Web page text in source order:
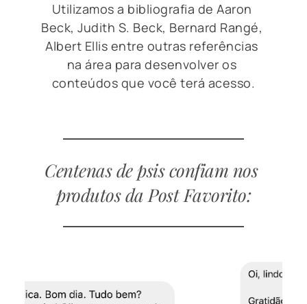
Utilizamos a bibliografia de Aaron
Beck, Judith S. Beck, Bernard Rangé,
Albert Ellis entre outras referências
na área para desenvolver os
conteúdos que você terá acesso.
Centenas de psis confiam nos
produtos da Post Favorito: